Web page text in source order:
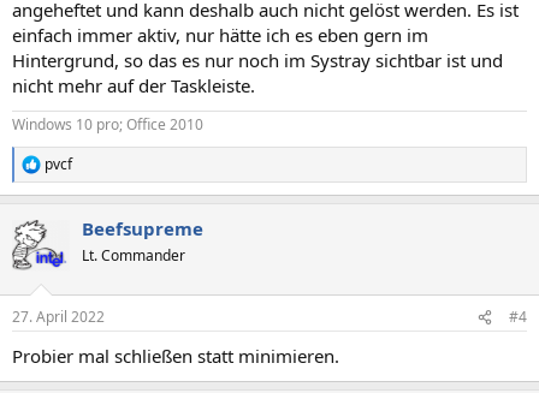
angeheftet und kann deshalb auch nicht gelöst werden. Es ist
einfach immer aktiv, nur hätte ich es eben gern im
Hintergrund, so das es nur noch im Systray sichtbar ist und
nicht mehr auf der Taskleiste.
Windows 10 pro; Office 2010
R
e
k
t
i
e
:
pvcf
Beefsupreme
Lt. Commander
27. April 2022 #4
Probier mal schließen statt minimieren.